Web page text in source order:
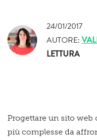
24/01/2017
AUTORE:
LETTURA
Progettare un sito
più complesse da